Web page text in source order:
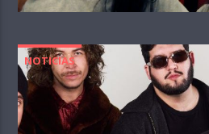
NOTICIAS